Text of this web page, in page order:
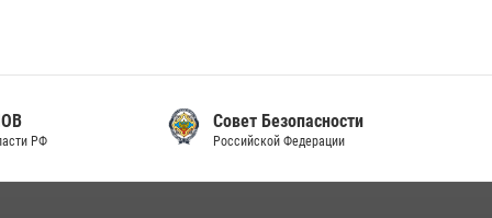
злоумышленников, напавших на бригаду
скорой помощи (видео)
Совет Безопасности
Российской Федерации